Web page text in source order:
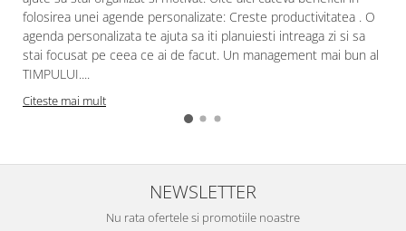
folosirea unei agende personalizate: Creste productivitatea . O
agenda personalizata te ajuta sa iti planuiesti intreaga zi si sa
stai focusat pe ceea ce ai de facut. Un management mai bun al
TIMPULUI....
Citeste mai mult
NEWSLETTER
Nu rata ofertele si promotiile noastre